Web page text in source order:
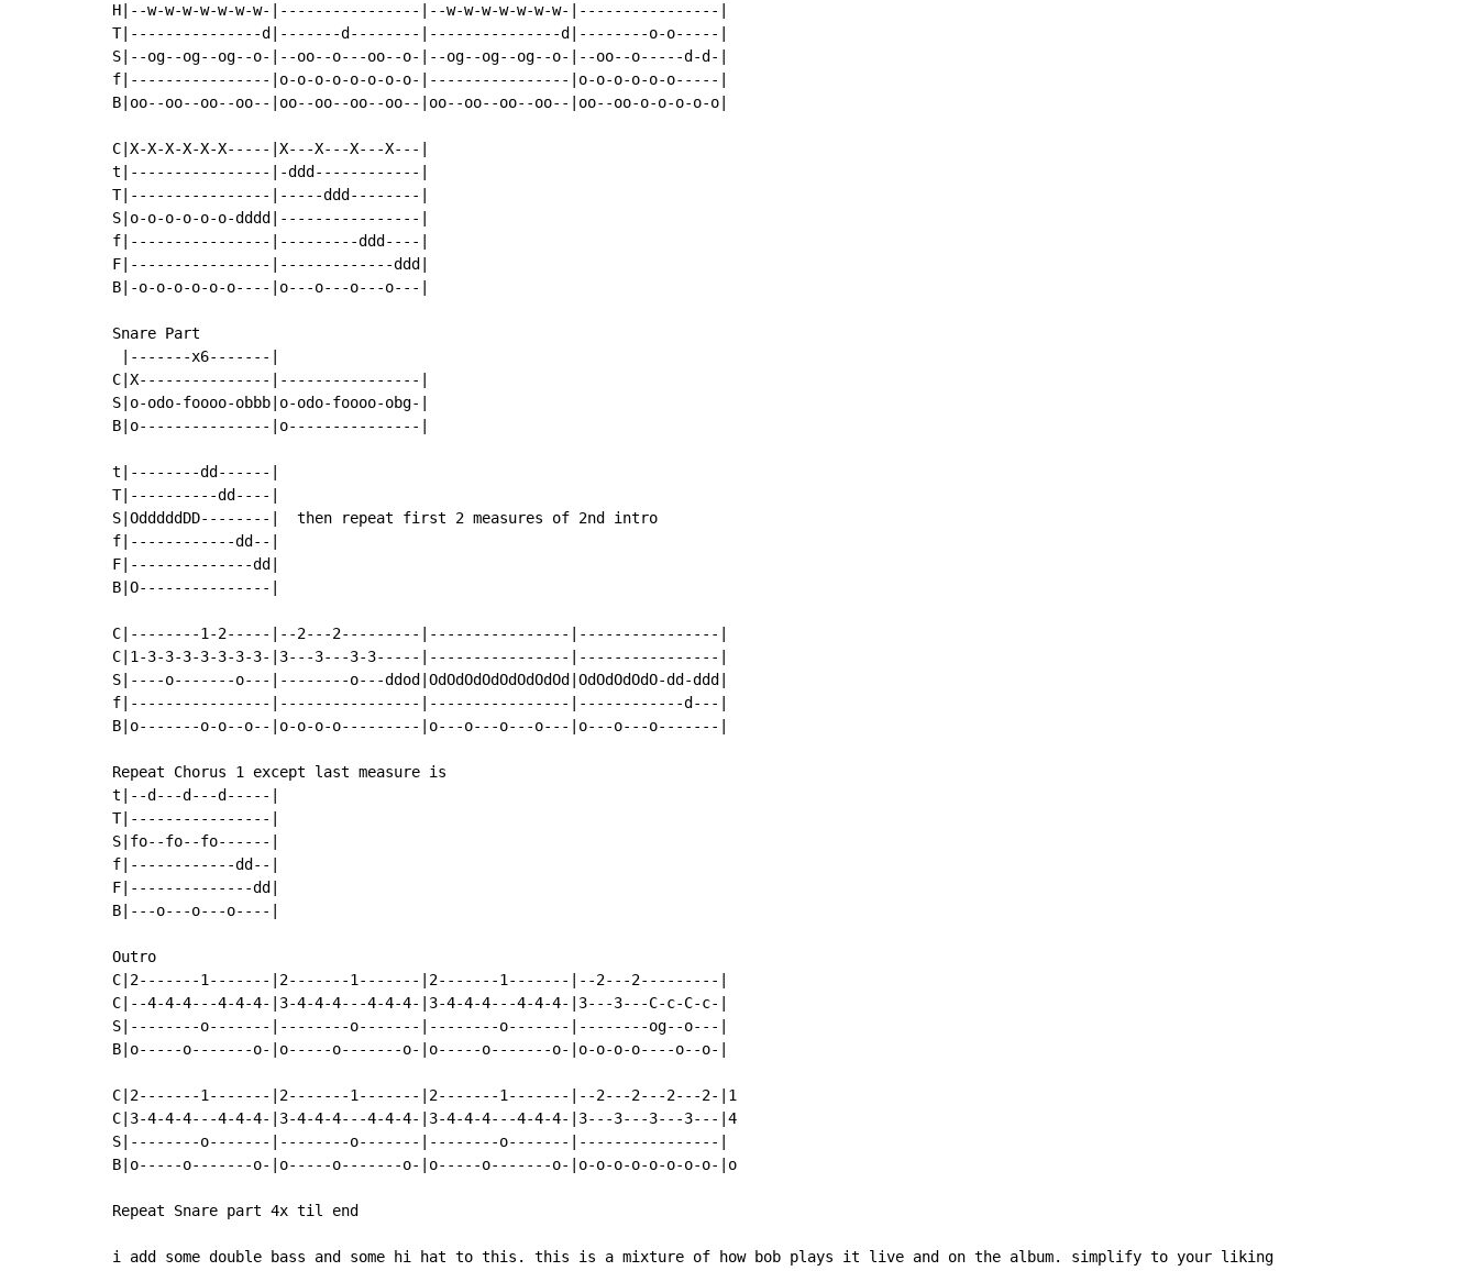
H|--w-w-w-w-w-w-w-|----------------|--w-w-w-w-w-w-w-|----------------|
T|---------------d|-------d--------|---------------d|--------o-o-----|
S|--og--og--og--o-|--oo--o---oo--o-|--og--og--og--o-|--oo--o-----d-d-|
f|----------------|o-o-o-o-o-o-o-o-|----------------|o-o-o-o-o-o-----|
B|oo--oo--oo--oo--|oo--oo--oo--oo--|oo--oo--oo--oo--|oo--oo-o-o-o-o-o|
C|X-X-X-X-X-X-----|X---X---X---X---|
t|----------------|-ddd------------|
T|----------------|-----ddd--------|
S|o-o-o-o-o-o-dddd|----------------|
f|----------------|---------ddd----|
F|----------------|-------------ddd|
B|-o-o-o-o-o-o----|o---o---o---o---|
Snare Part
|-------x6-------|
C|X---------------|----------------|
S|o-odo-foooo-obbb|o-odo-foooo-obg-|
B|o---------------|o---------------|
t|--------dd------|
T|----------dd----|
S|OdddddDD--------|  then repeat first 2 measures of 2nd intro
f|------------dd--|
F|--------------dd|
B|O---------------|
C|--------1-2-----|--2---2---------|----------------|----------------|
C|1-3-3-3-3-3-3-3-|3---3---3-3-----|----------------|----------------|
S|----o-------o---|--------o---ddod|OdOdOdOdOdOdOdOd|OdOdOdOdO-dd-ddd|
f|----------------|----------------|----------------|------------d---|
B|o-------o-o--o--|o-o-o-o---------|o---o---o---o---|o---o---o-------|
Repeat Chorus 1 except last measure is
t|--d---d---d-----|
T|----------------|
S|fo--fo--fo------|
f|------------dd--|
F|--------------dd|
B|---o---o---o----|
Outro
C|2-------1-------|2-------1-------|2-------1-------|--2---2---------|
C|--4-4-4---4-4-4-|3-4-4-4---4-4-4-|3-4-4-4---4-4-4-|3---3---C-c-C-c-|
S|--------o-------|--------o-------|--------o-------|--------og--o---|
B|o-----o-------o-|o-----o-------o-|o-----o-------o-|o-o-o-o----o--o-|
C|2-------1-------|2-------1-------|2-------1-------|--2---2---2---2-|1
C|3-4-4-4---4-4-4-|3-4-4-4---4-4-4-|3-4-4-4---4-4-4-|3---3---3---3---|4
S|--------o-------|--------o-------|--------o-------|----------------|
B|o-----o-------o-|o-----o-------o-|o-----o-------o-|o-o-o-o-o-o-o-o-|o
Repeat Snare part 4x til end
i add some double bass and some hi hat to this. this is a mixture of how bob plays it live and on the album. simplify to your liking